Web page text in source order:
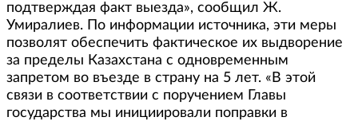
подтверждая факт выезда», сообщил Ж.
Умиралиев. По информации источника, эти меры
позволят обеспечить фактическое их выдворение
за пределы Казахстана с одновременным
запретом во въезде в страну на 5 лет. «В этой
связи в соответствии с поручением Главы
государства мы инициировали поправки в